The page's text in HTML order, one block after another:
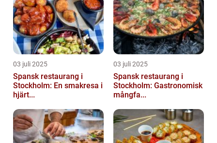
03 juli 2025
Spansk restaurang i
Stockholm: En smakresa i
hjärt...
03 juli 2025
Spansk restaurang i
Stockholm: Gastronomisk
mångfa...